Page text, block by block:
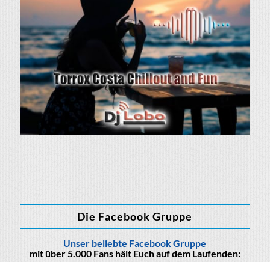
Die Facebook Gruppe
Unser beliebte Facebook Gruppe
mit über 5.000 Fans hält Euch auf dem Laufenden: